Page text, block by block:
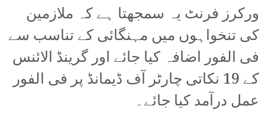
ورکرز فرنٹ یہ سمجھتا ہے کہ ملازمین
کی تنخواہوں میں مہنگائی کے تناسب سے
فی الفور اضافہ کیا جائے اور گرینڈ الائنس
کے 19 نکاتی چارٹر آف ڈیمانڈ پر فی الفور
عمل درآمد کیا جائے۔